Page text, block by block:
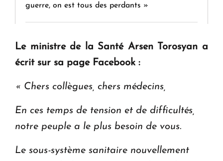
guerre, on est tous des perdants »
question d'un référendum ne se pose pas. "
KASA : 30 ans d'audace, de résilience et d'avenir
Le premier hôtel Hyatt Regency d'Arménie
Le ministre de la Santé Arsen Torosyan a
écrit sur sa page Facebook :
« Chers collègues, chers médecins,
En ces temps de tension et de difficultés,
notre peuple a le plus besoin de vous.
Le sous-système sanitaire nouvellement